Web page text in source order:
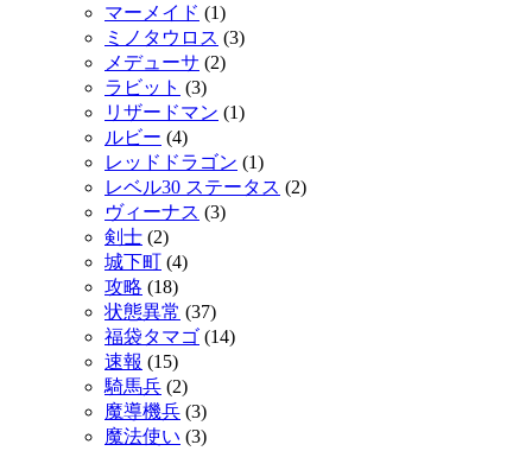
マーメイド (1)
ミノタウロス (3)
メデューサ (2)
ラビット (3)
リザードマン (1)
ルビー (4)
レッドドラゴン (1)
レベル30 ステータス (2)
ヴィーナス (3)
剣士 (2)
城下町 (4)
攻略 (18)
状態異常 (37)
福袋タマゴ (14)
速報 (15)
騎馬兵 (2)
魔導機兵 (3)
魔法使い (3)